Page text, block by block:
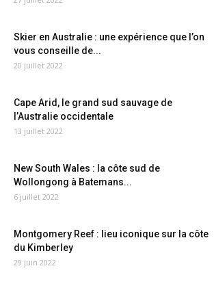
Skier en Australie : une expérience que l’on
vous conseille de...
20 juillet 2022
Cape Arid, le grand sud sauvage de
l’Australie occidentale
13 juillet 2022
New South Wales : la côte sud de
Wollongong à Batemans...
6 juillet 2022
Montgomery Reef : lieu iconique sur la côte
du Kimberley
29 juin 2022